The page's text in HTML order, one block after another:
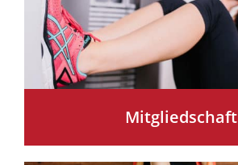
Mitgliedschaft